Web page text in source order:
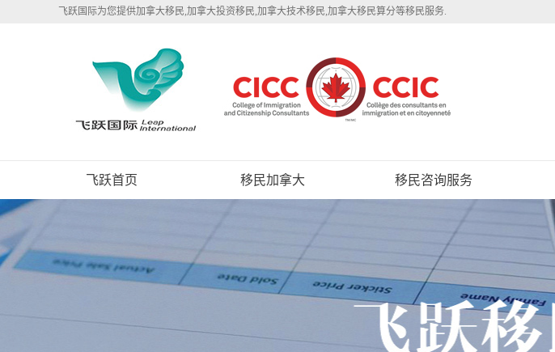
飞跃国际为您提供加拿大移民,加拿大投资移民,加拿大技术移民,加拿大移民算分等移民服务.
飞跃首页 移民加拿大 移民咨询服务